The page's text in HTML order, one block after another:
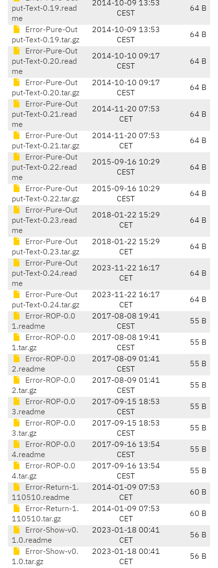
put-Text-0.19.read
me
2014-10-09 13:53
CEST
64 B
Error-Pure-Out
put-Text-0.19.tar.gz
2014-10-09 13:53
CEST
64 B
Error-Pure-Out
put-Text-0.20.read
me
2014-10-10 09:17
CEST
64 B
Error-Pure-Out
put-Text-0.20.tar.gz
2014-10-10 09:17
CEST
64 B
Error-Pure-Out
put-Text-0.21.read
me
2014-11-20 07:53
CET
64 B
Error-Pure-Out
put-Text-0.21.tar.gz
2014-11-20 07:53
CET
64 B
Error-Pure-Out
put-Text-0.22.read
me
2015-09-16 10:29
CEST
64 B
Error-Pure-Out
put-Text-0.22.tar.gz
2015-09-16 10:29
CEST
64 B
Error-Pure-Out
put-Text-0.23.read
me
2018-01-22 15:29
CET
64 B
Error-Pure-Out
put-Text-0.23.tar.gz
2018-01-22 15:29
CET
64 B
Error-Pure-Out
put-Text-0.24.read
me
2023-11-22 16:17
CET
64 B
Error-Pure-Out
put-Text-0.24.tar.gz
2023-11-22 16:17
CET
64 B
Error-ROP-0.0
1.readme
2017-08-08 19:41
CEST
55 B
Error-ROP-0.0
1.tar.gz
2017-08-08 19:41
CEST
55 B
Error-ROP-0.0
2.readme
2017-08-09 01:41
CEST
55 B
Error-ROP-0.0
2.tar.gz
2017-08-09 01:41
CEST
55 B
Error-ROP-0.0
3.readme
2017-09-15 18:53
CEST
55 B
Error-ROP-0.0
3.tar.gz
2017-09-15 18:53
CEST
55 B
Error-ROP-0.0
4.readme
2017-09-16 13:54
CEST
55 B
Error-ROP-0.0
4.tar.gz
2017-09-16 13:54
CEST
55 B
Error-Return-1.
110510.readme
2014-01-09 07:53
CET
60 B
Error-Return-1.
110510.tar.gz
2014-01-09 07:53
CET
60 B
Error-Show-v0.
1.0.readme
2023-01-18 00:41
CET
56 B
Error-Show-v0.
1.0.tar.gz
2023-01-18 00:41
CET
56 B